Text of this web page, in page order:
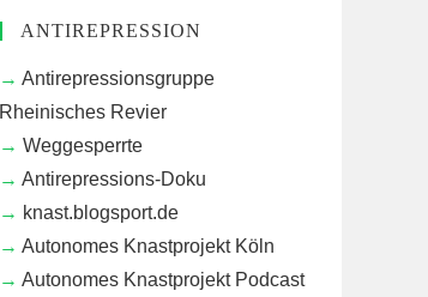
ANTIREPRESSION
Antirepressionsgruppe
Rheinisches Revier
Weggesperrte
Antirepressions-Doku
knast.blogsport.de
Autonomes Knastprojekt Köln
Autonomes Knastprojekt Podcast